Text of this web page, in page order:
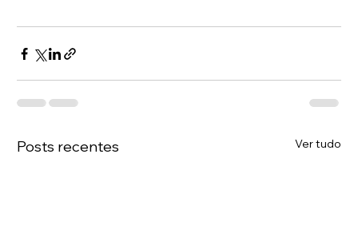
Posts recentes Ver tudo